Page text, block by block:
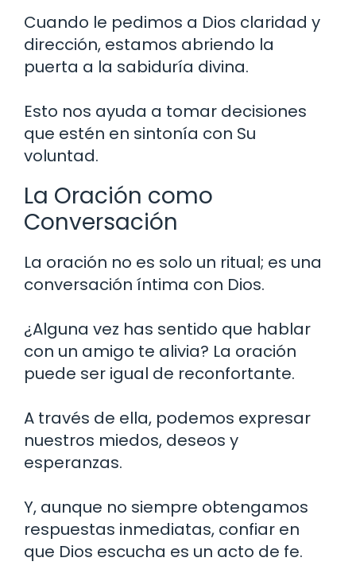
Cuando le pedimos a Dios claridad y
dirección, estamos abriendo la
puerta a la sabiduría divina.
Esto nos ayuda a tomar decisiones
que estén en sintonía con Su
voluntad.
La Oración como
Conversación
La oración no es solo un ritual; es una
conversación íntima con Dios.
¿Alguna vez has sentido que hablar
con un amigo te alivia? La oración
puede ser igual de reconfortante.
A través de ella, podemos expresar
nuestros miedos, deseos y
esperanzas.
Y, aunque no siempre obtengamos
respuestas inmediatas, confiar en
que Dios escucha es un acto de fe.